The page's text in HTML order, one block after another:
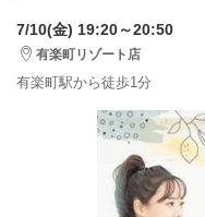
7/10(金) 19:20～20:50
有楽町リゾート店
有楽町駅から徒歩1分